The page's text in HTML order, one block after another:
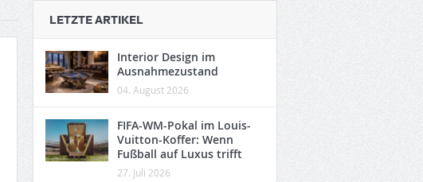
LETZTE ARTIKEL
Interior Design im
Ausnahmezustand
04. August 2026
FIFA-WM-Pokal im Louis-
Vuitton-Koffer: Wenn
Fußball auf Luxus trifft
27. Juli 2026